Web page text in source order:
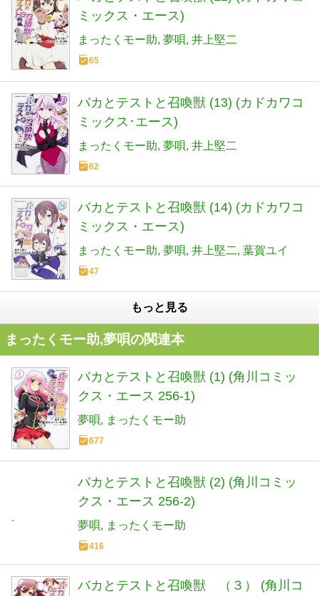
ミックス・エース)
まったくモー助 夢唄 井上堅二
65
バカとテストと召喚獣 (13) (カドカワコ
ミックス･エース)
まったくモー助 夢唄 井上堅二
62
バカとテストと召喚獣 (14) (カドカワコ
ミックス・エース)
まったくモー助 夢唄 井上堅二 葉賀ユイ
47
もっと見る
まったくモー助,夢唄の関連本
バカとテストと召喚獣 (1) (角川コミッ
クス・エース 256-1)
夢唄 まったくモー助
677
バカとテストと召喚獣 (2) (角川コミッ
クス・エース 256-2)
夢唄 まったくモー助
416
バカとテストと召喚獣 （３） (角川コ